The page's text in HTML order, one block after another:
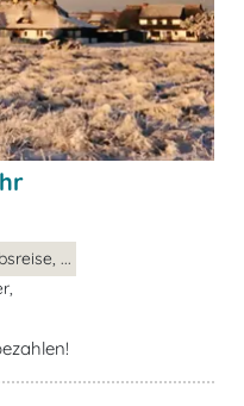
...